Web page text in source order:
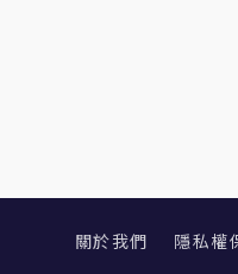
關於我們 隱私權